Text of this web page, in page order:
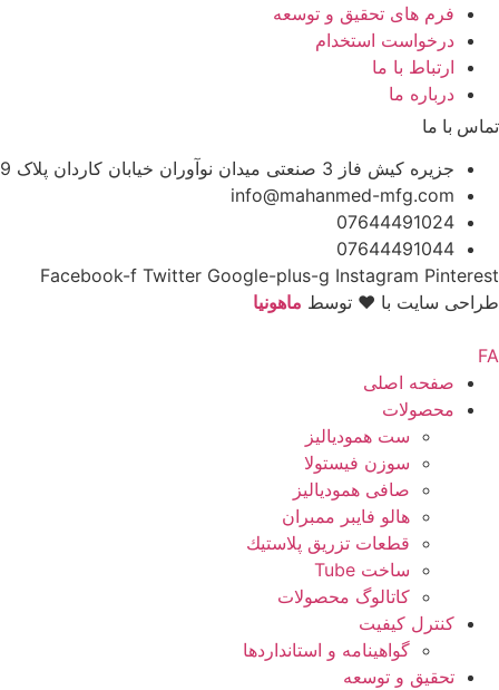
فرم های تحقیق و توسعه
درخواست استخدام
ارتباط با ما
درباره ما
تماس با ما
جزیره کیش فاز 3 صنعتی میدان نوآوران خیابان کاردان پلاک 9
info@mahanmed-mfg.com
07644491024
07644491044
Facebook-f Twitter Google-plus-g Instagram Pinterest
طراحی سایت با ♥️ توسط ماهونیا
صفحه اصلی
محصولات
ست همودیالیز
سوزن فیستولا
صافی همودیالیز
هالو فایبر ممبران
قطعات تزريق پلاستيك
ساخت Tube
کاتالوگ محصولات
کنترل کیفیت
گواهينامه و استانداردها
تحقيق و توسعه